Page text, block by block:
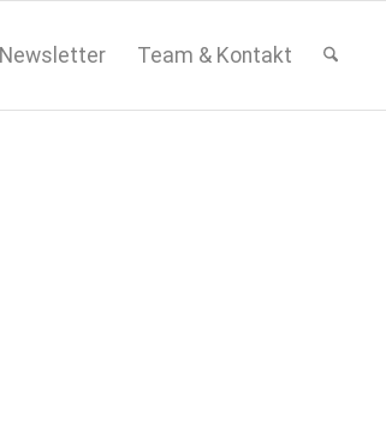
Newsletter Team & Kontakt